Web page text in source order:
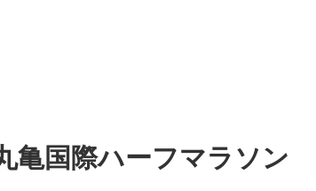
亀国際ハーフマラソン